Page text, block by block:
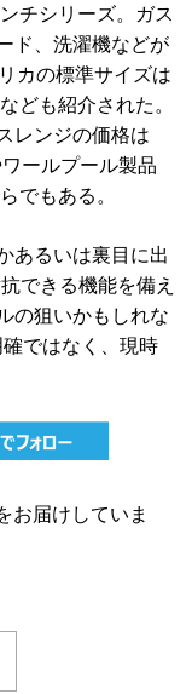
チシリーズ。ガス
ド、洗濯機などが
カの標準サイズは
ども紹介された。
レンジの価格は
ールプール製品
でもある。
あるいは裏目に出
できる機能を備え
の狙いかもしれな
ではなく、現時
お届けしていま